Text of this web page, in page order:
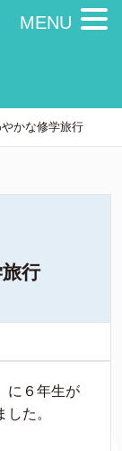
かな修学旅行
行
に６年生が
た。
MENU